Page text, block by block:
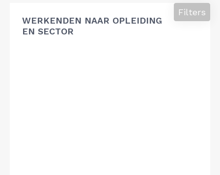
WERKENDEN NAAR OPLEIDING
EN SECTOR
Filters